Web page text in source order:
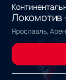
Локомотив
Ярославль,